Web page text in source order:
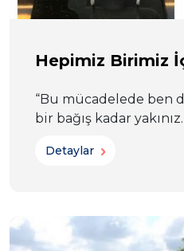
Hepimiz Birimiz
“Bu mücadelede ben
bir bağış kadar yakınız.
Detaylar